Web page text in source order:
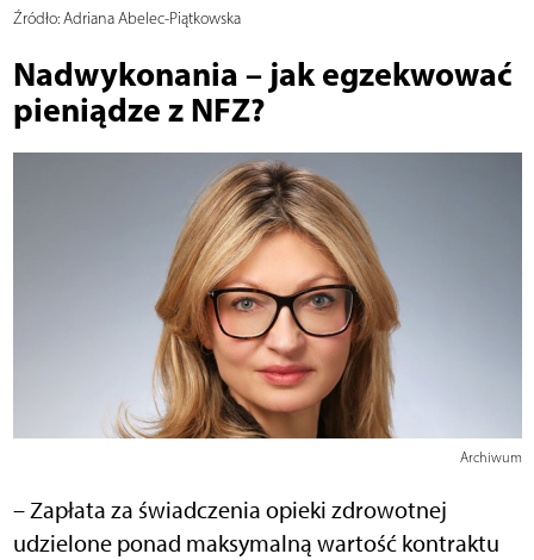
Źródło:Adriana Abelec-Piątkowska
Nadwykonania – jak egzekwować
pieniądze z NFZ?
Archiwum
– Zapłata za świadczenia opieki zdrowotnej
udzielone ponad maksymalną wartość kontraktu